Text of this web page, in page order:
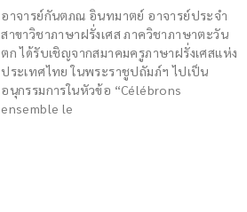
อาจารย์กันตภณ อินทมาตย์ อาจารย์ประจำ
สาขาวิชาภาษาฝรั่งเศส ภาควิชาภาษาตะวัน
ตก ได้รับเชิญจากสมาคมครูภาษาฝรั่งเศสแห่ง
ประเทศไทย ในพระราชูปถัมภ์ฯ ไปเป็น
อนุกรรมการในหัวข้อ “Célébrons
ensemble le